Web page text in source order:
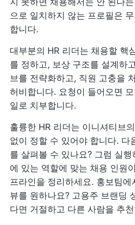
으로 일치하지 않는 프로필은
합니다.
대부분의 HR 리더는 채용할 핵
를 정하고, 보상 구조를 설계하
브를 전략화하고, 직원 고충을
허비합니다. 요청이 들어오면
일로 치부합니다.
훌륭한 HR 리더는 이니셔티브
없이 정할 수 있어야 합니다. 다
를 살펴볼 수 있나요? 그럼 실행
에 있는 역할에 맞는 채용 인원
프라인을 정리하세요. 홍보팀에
뷰를 원하나요? 고용주 브랜딩
다면 거절하고 다른 사람을 추